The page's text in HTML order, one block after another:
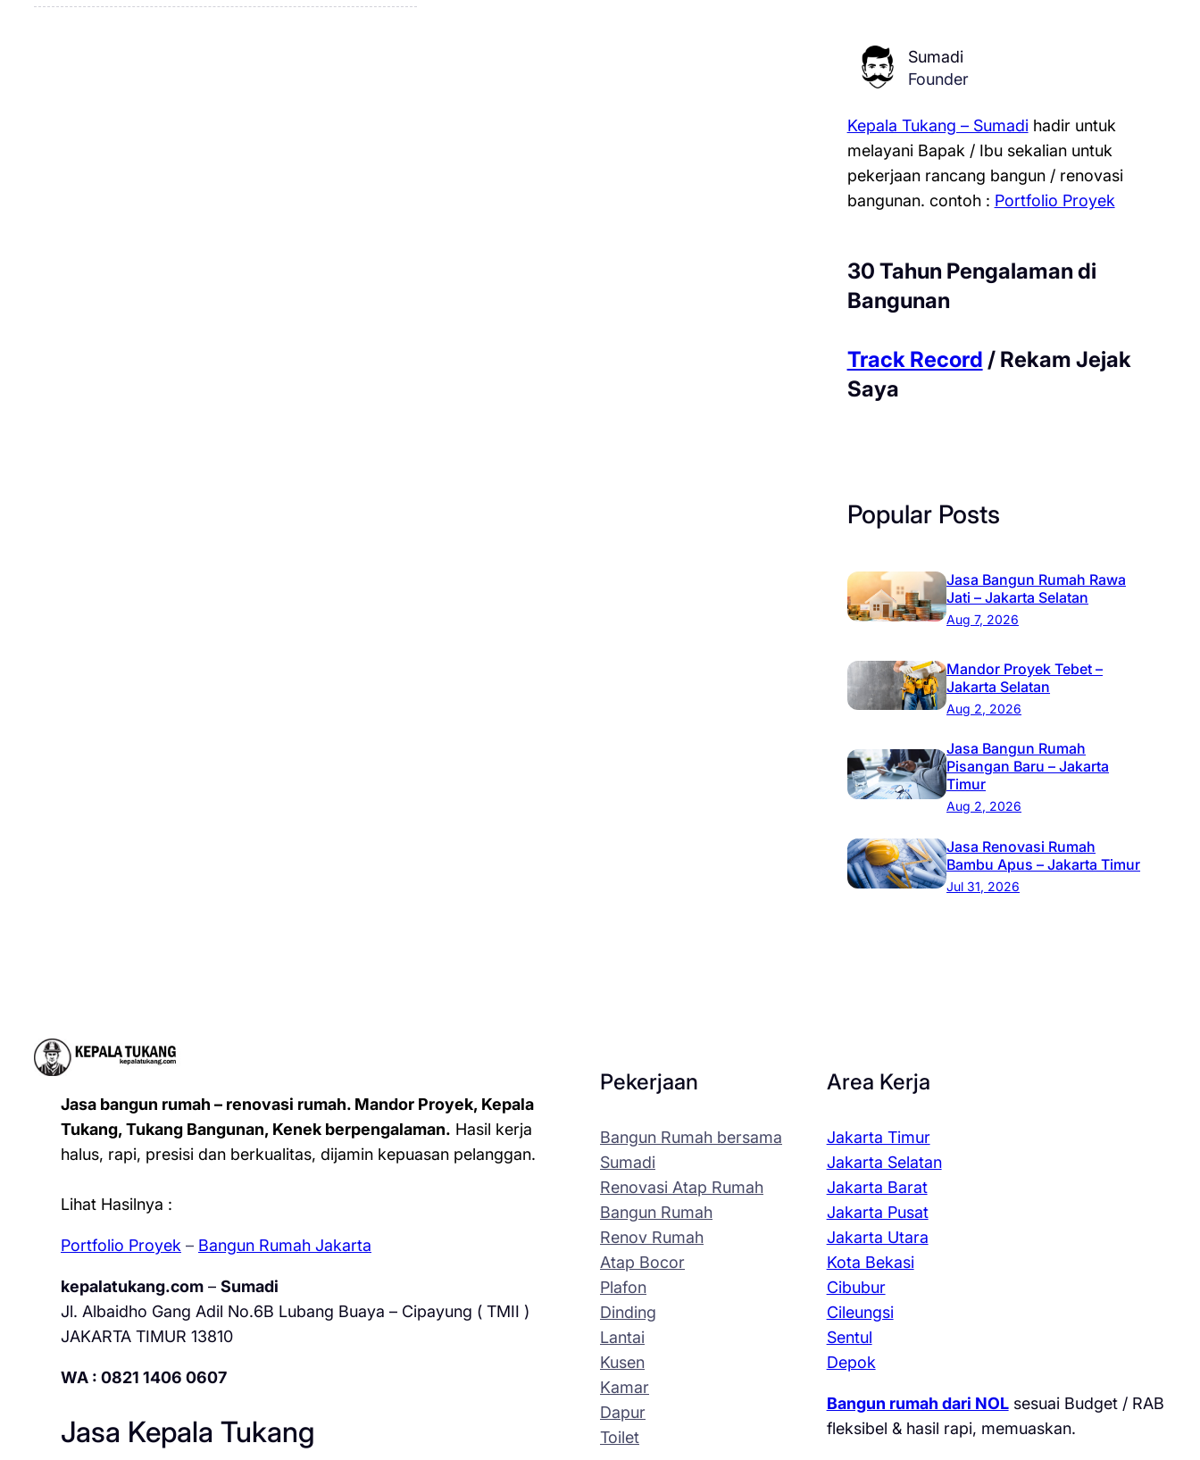
Sumadi
Founder
Kepala Tukang – Sumadihadir untuk
melayani Bapak / Ibu sekalian untuk
pekerjaan rancang bangun / renovasi
bangunan. contoh : Portfolio Proyek
30 Tahun Pengalaman di
Bangunan
Track Record / Rekam Jejak
Saya
Popular Posts
Jasa Bangun Rumah Rawa
Jati – Jakarta Selatan
Aug 7, 2026
Mandor Proyek Tebet –
Jakarta Selatan
Aug 2, 2026
Jasa Bangun Rumah
Pisangan Baru – Jakarta
Timur
Aug 2, 2026
Jasa Renovasi Rumah
Bambu Apus – Jakarta Timur
Jul 31, 2026
Jasa bangun rumah – renovasi rumah. Mandor Proyek, Kepala
Tukang, Tukang Bangunan, Kenek berpengalaman. Hasil kerja
halus, rapi, presisi dan berkualitas, dijamin kepuasan pelanggan.
Lihat Hasilnya :
Portfolio Proyek – Bangun Rumah Jakarta
kepalatukang.com– Sumadi
Jl. Albaidho Gang Adil No.6B Lubang Buaya – Cipayung ( TMII )
JAKARTA TIMUR 13810
WA : 0821 1406 0607
Jasa Kepala Tukang
Pekerjaan
Bangun Rumah bersama
Sumadi
Renovasi Atap Rumah
Bangun Rumah
Renov Rumah
Atap Bocor
Plafon
Dinding
Lantai
Kusen
Kamar
Dapur
Toilet
Area Kerja
Jakarta Timur
Jakarta Selatan
Jakarta Barat
Jakarta Pusat
Jakarta Utara
Kota Bekasi
Cibubur
Cileungsi
Sentul
Depok
Bangun rumah dari NOLsesuai Budget / RAB
fleksibel & hasil rapi, memuaskan.